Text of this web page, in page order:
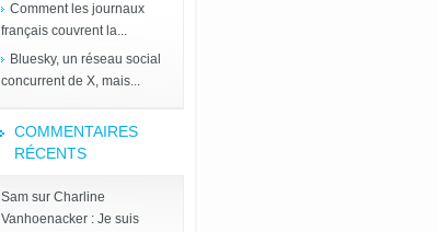
Comment les journaux
français couvrent la...
Bluesky, un réseau social
concurrent de X, mais...
COMMENTAIRES
RÉCENTS
Sam sur Charline
Vanhoenacker : Je suis